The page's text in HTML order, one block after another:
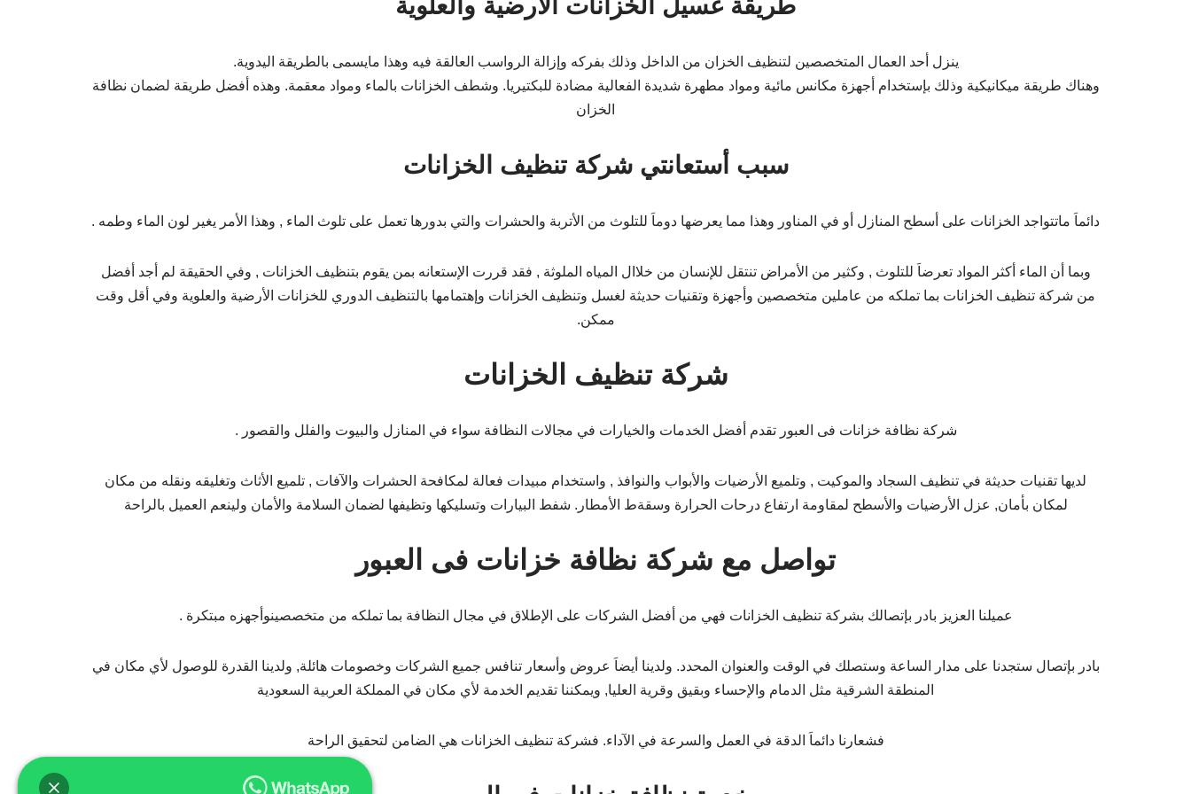
طريقة غسيل الخزانات الأرضية والعلوية
ينزل أحد العمال المتخصصين لتنظيف الخزان من الداخل وذلك بفركه وإزالة الرواسب العالقة فيه وهذا مايسمى بالطريقة اليدوية.
وهناك طريقة ميكانيكية وذلك بإستخدام أجهزة مكانس مائية ومواد مطهرة شديدة الفعالية مضادة للبكتيريا. وشطف الخزانات بالماء ومواد معقمة. وهذه أفضل طريقة لضمان نظافة
الخزان
سبب أستعانتي شركة تنظيف الخزانات
دائماَ ماتتواجد الخزانات على أسطح المنازل أو في المناور وهذا مما يعرضها دوماَ للتلوث من الأتربة والحشرات والتي بدورها تعمل على تلوث الماء , وهذا الأمر يغير لون الماء وطمه .
وبما أن الماء أكثر المواد تعرضاَ للتلوث , وكثير من الأمراض تنتقل للإنسان من خلاال المياه الملوثة , فقد قررت الإستعانه بمن يقوم بتنظيف الخزانات , وفي الحقيقة لم أجد أفضل
من شركة تنظيف الخزانات بما تملكه من عاملين متخصصين وأجهزة وتقنيات حديثة لغسل وتنظيف الخزانات وإهتمامها بالتنظيف الدوري للخزانات الأرضية والعلوية وفي أقل وقت
ممكن.
شركة تنظيف الخزانات
شركة نظافة خزانات فى العبور تقدم أفضل الخدمات والخيارات في مجالات النظافة سواء في المنازل والبيوت والفلل والقصور .
لديها تقنيات حديثة في تنظيف السجاد والموكيت , وتلميع الأرضيات والأبواب والنوافذ , واستخدام مبيدات فعالة لمكافحة الحشرات والآفات , تلميع الأثاث وتغليقه ونقله من مكان
لمكان بأمان, عزل الأرضيات والأسطح لمقاومة ارتفاع درحات الحرارة وسقةط الأمطار. شفط البيارات وتسليكها وتظيفها لضمان السلامة والأمان ولينعم العميل بالراحة
تواصل مع شركة نظافة خزانات فى العبور
عميلنا العزيز بادر بإتصالك بشركة تنظيف الخزانات فهي من أفضل الشركات على الإطلاق في مجال النظافة بما تملكه من متخصصينوأجهزه مبتكرة .
بادر بإتصال ستجدنا على مدار الساعة وستصلك في الوقت والعنوان المحدد. ولدينا أيضاَ عروض وأسعار تنافس جميع الشركات وخصومات هائلة, ولدينا القدرة للوصول لأي مكان في
المنطقة الشرقية مثل الدمام والإحساء وبقيق وقرية العليا, ويمكننا تقديم الخدمة لأي مكان في المملكة العربية السعودية
فشعارنا دائماَ الدقة في العمل والسرعة في الآداء. فشركة تنظيف الخزانات هي الضامن لتحقيق الراحة